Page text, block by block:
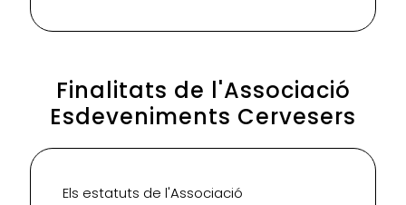
Finalitats de l'Associació
Esdeveniments Cervesers
Els estatuts de l'Associació